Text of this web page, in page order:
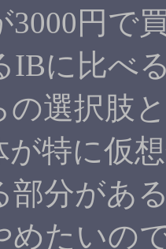
3000円で
IBに比べ
の選択肢
が特に仮
部分があ
めたい